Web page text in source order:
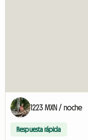
1223 MXN / noche
Respuesta rápida